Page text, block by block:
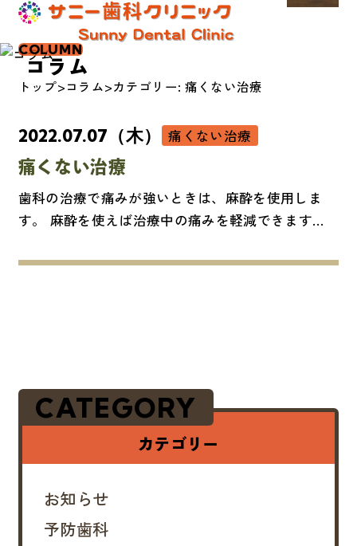
COLUMN
コラム
トップ コラム カテゴリー: 痛くない治療
2022.07.07（木） 痛くない治療
痛くない治療
歯科の治療で痛みが強いときは、麻酔を使用しま
す。 麻酔を使えば治療中の痛みを軽減できます
いう方も多いのではないでしょうか。麻酔注射が痛
CATEGORY
カテゴリー
お知らせ
予防歯科